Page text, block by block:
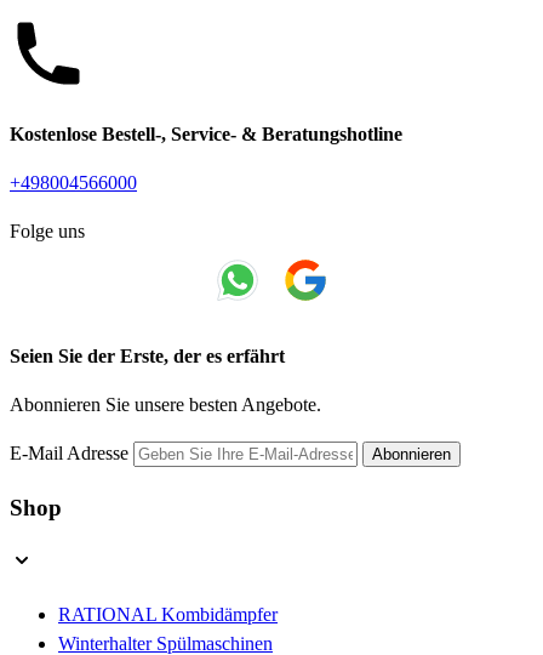
Kostenlose Bestell-, Service- & Beratungshotline
+498004566000
Folge uns
Seien Sie der Erste, der es erfährt
Abonnieren Sie unsere besten Angebote.
E-Mail Adresse Abonnieren
Shop
RATIONAL Kombidämpfer
Winterhalter Spülmaschinen